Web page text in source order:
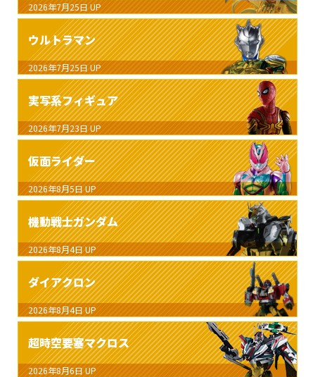
2026年7月25日 UP
ウルトラマン
2026年7月25日 UP
実写系フィギュア
2026年7月23日 UP
仮面ライダー
2026年8月5日 UP
機動戦士ガンダム
2026年8月4日 UP
ダイアクロン
2026年8月4日 UP
超時空要塞マクロス
2026年8月6日 UP